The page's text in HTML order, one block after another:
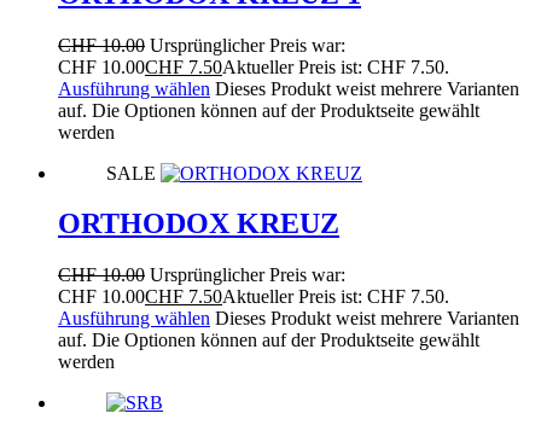
CHF10.00 Ursprünglicher Preis war:
CHF 10.00CHF 7.50Aktueller Preis ist: CHF 7.50.
Ausführung wählen Dieses Produkt weist mehrere Varianten
auf. Die Optionen können auf der Produktseite gewählt
werden
SALE
ORTHODOX KREUZ
CHF10.00 Ursprünglicher Preis war:
CHF 10.00CHF 7.50Aktueller Preis ist: CHF 7.50.
Ausführung wählen Dieses Produkt weist mehrere Varianten
auf. Die Optionen können auf der Produktseite gewählt
werden